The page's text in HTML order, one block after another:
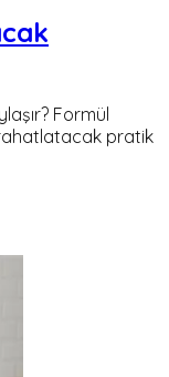
Formül
pratik